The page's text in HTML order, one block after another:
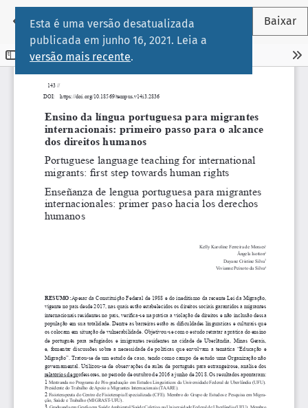
← Voltar aos Detalhes do Artigo
Esta é uma versão desatualizada
publicada em junho 16, 2021. Leia a
versão mais recente.
Baixar